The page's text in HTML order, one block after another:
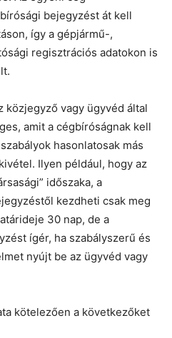
bejegyzést át kell
így a gépjármű-,
regisztrációs adatokon is
közjegyző vagy ügyvéd által
amit a cégbíróságnak kell
hasonlatosak más
Ilyen például, hogy az
időszaka, a
kezdheti csak meg
30 nap, de a
ígér, ha szabályszerű és
nyújt be az ügyvéd vagy
kötelezően a következőket